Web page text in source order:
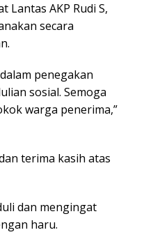
Lantas AKP Rudi S,
secara
penegakan
sosial. Semoga
warga penerima,”
terima kasih atas
dan mengingat
haru.